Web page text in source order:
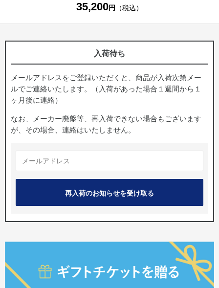
35,200円 （税込）
入荷待ち
メールアドレスをご登録いただくと、商品が入荷次第メー
ルでご連絡いたします。（入荷があった場合１週間から１
ヶ月後に連絡）
なお、メーカー廃盤等、再入荷できない場合もございます
が、その場合、連絡はいたしません。